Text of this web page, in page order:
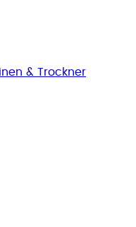
& Trockner